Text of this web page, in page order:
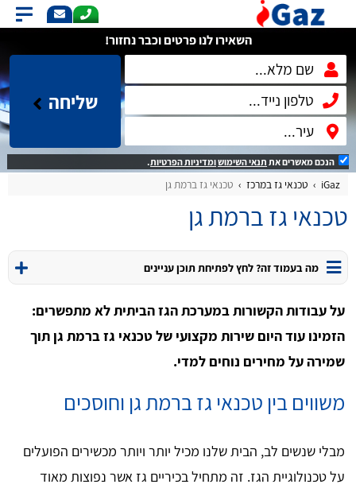
השאירו לנו פרטים וכבר נחזור!
שליחה
הנכם מאשרים את תנאי השימושומדיניות הפרטיות.
iGaz טכנאי גז במרכז טכנאי גז ברמת גן
טכנאי גז ברמת גן
מה בעמוד זה? לחץ לפתיחת תוכן עניינים
על עבודות הקשורות במערכת הגז הביתית לא מתפשרים:
הזמינו עוד היום שירות מקצועי של טכנאי גז ברמת גן תוך
שמירה על מחירים נוחים למדי.
משווים בין טכנאי גז ברמת גן וחוסכים
מבלי שנשים לב, הבית שלנו מכיל יותר ויותר מכשירים הפועלים
על טכנולוגיית הגז. זה מתחיל בכיריים גז אשר נפוצות מאוד